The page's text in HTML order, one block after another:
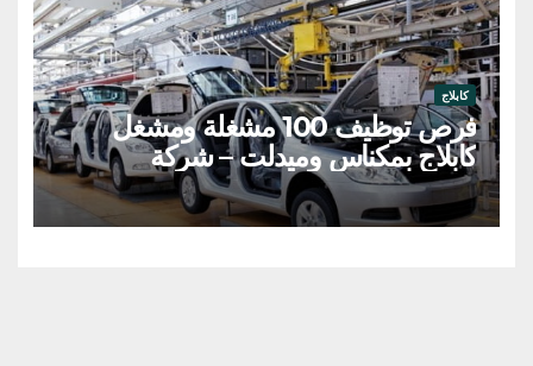
كابلاج
فرص توظيف 100 مشغلة ومشغل
كابلاج بمكناس وميدلت – شركة
YAZAKI